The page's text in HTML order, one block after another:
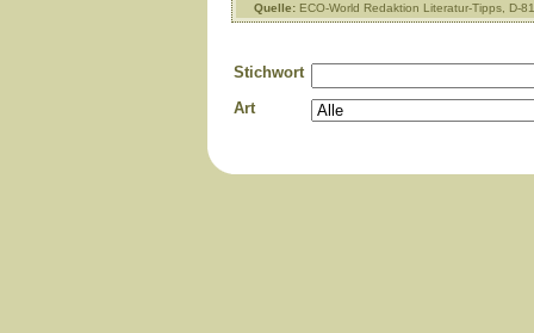
Quelle: ECO-World Redaktion Literatur-Tipps, D-
Stichwort
Art